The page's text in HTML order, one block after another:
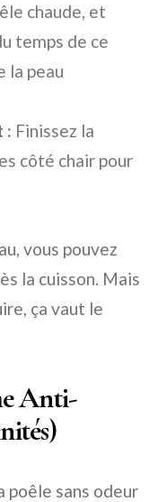
chaude, et
temps de ce
la peau
: Finissez la
côté chair pour
vous pouvez
la cuisson. Mais
ça vaut le
Anti-
poêle sans odeur